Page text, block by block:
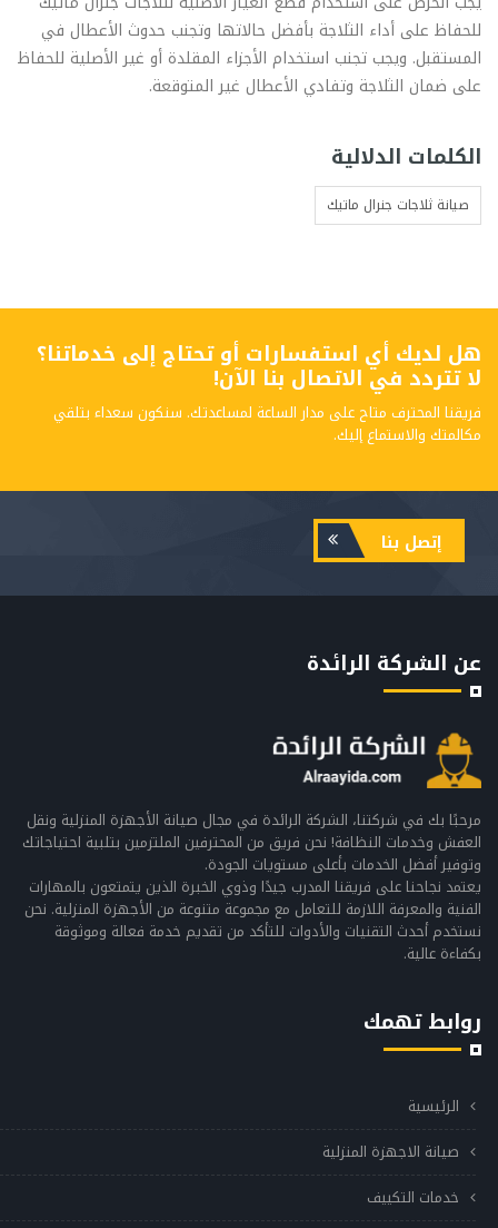
للحفاظ على أداء الثلاجة بأفضل حالاتها وتجنب حدوث الأعطال في
المستقبل. ويجب تجنب استخدام الأجزاء المقلدة أو غير الأصلية للحفاظ
على ضمان الثلاجة وتفادي الأعطال غير المتوقعة.
الكلمات الدلالية
صيانة ثلاجات جنرال ماتيك
هل لديك أي استفسارات أو تحتاج إلى خدماتنا؟
لا تتردد في الاتصال بنا الآن!
فريقنا المحترف متاح على مدار الساعة لمساعدتك. سنكون سعداء بتلقي
مكالمتك والاستماع إليك.
إتصل بنا
عن الشركة الرائدة
مرحبًا بك في شركتنا، الشركة الرائدة في مجال صيانة الأجهزة المنزلية ونقل
العفش وخدمات النظافة! نحن فريق من المحترفين الملتزمين بتلبية احتياجاتك
وتوفير أفضل الخدمات بأعلى مستويات الجودة.
يعتمد نجاحنا على فريقنا المدرب جيدًا وذوي الخبرة الذين يتمتعون بالمهارات
الفنية والمعرفة اللازمة للتعامل مع مجموعة متنوعة من الأجهزة المنزلية. نحن
نستخدم أحدث التقنيات والأدوات للتأكد من تقديم خدمة فعالة وموثوقة
بكفاءة عالية.
روابط تهمك
الرئيسية
صيانة الاجهزة المنزلية
خدمات التكييف